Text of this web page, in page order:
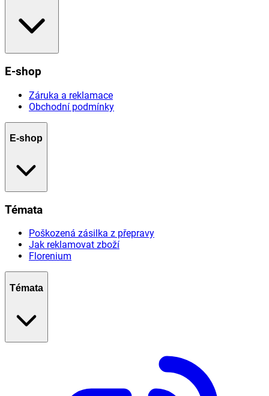
E-shop
Záruka a reklamace
Obchodní podmínky
E-shop
Témata
Poškozená zásilka z přepravy
Jak reklamovat zboží
Florenium
Témata